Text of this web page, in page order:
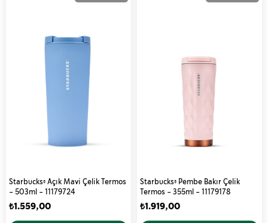
Starbucks® Açık Mavi Çelik Termos
- 503ml - 11179724
₺1.559,00
Starbucks® Pembe Bakır Çelik
Termos - 355ml - 11179178
₺1.919,00